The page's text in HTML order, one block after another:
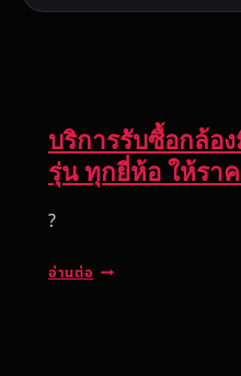
บริการรับซื้อกล้อ
รุ่น ทุกยี่ห้อ ให้รา
?
อ่านต่อ บ